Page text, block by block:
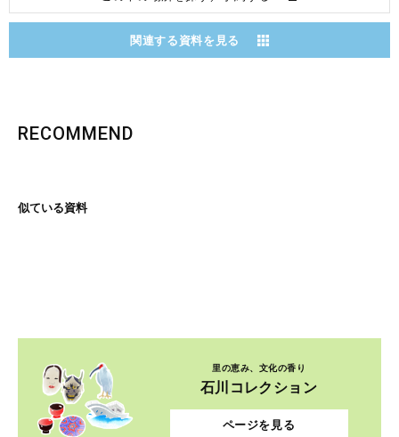
関連する資料を見る
RECOMMEND
似ている資料
里の恵み、文化の香り
石川コレクション
ページを見る